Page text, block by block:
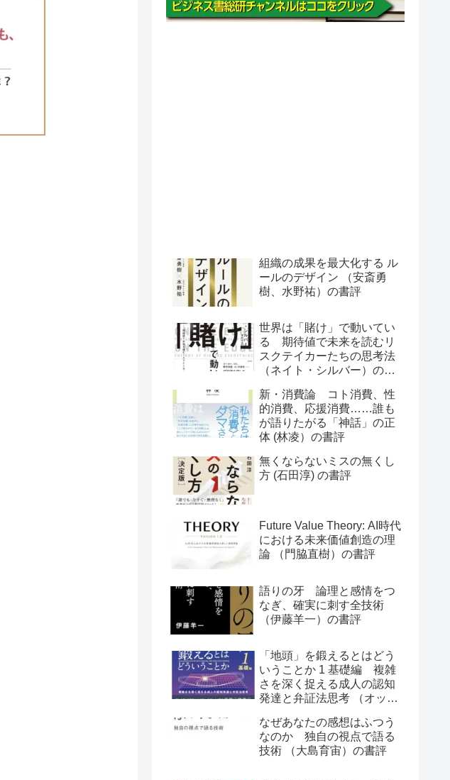
組織の成果を最大化する ル
ールのデザイン （安斎勇
樹、水野祐）の書評
世界は「賭け」で動いてい
る 期待値で未来を読むリ
スクテイカーたちの思考法
（ネイト・シルバー）の書
新・消費論 コト消費、性
的消費、応援消費……誰も
が語りたがる「神話」の正
体 (林凌）の書評
無くならないミスの無くし
方 (石田淳) の書評
Future Value Theory: AI時代
における未来価値創造の理
論 （門脇直樹）の書評
語りの牙 論理と感情をつ
なぎ、確実に刺す全技術
（伊藤羊一）の書評
「地頭」を鍛えるとはどう
いうことか 1 基礎編 複雑
さを深く捉える成人の認知
発達と弁証法思考 （オット
なぜあなたの感想はふつう
なのか 独自の視点で語る
技術 （大島育宙）の書評